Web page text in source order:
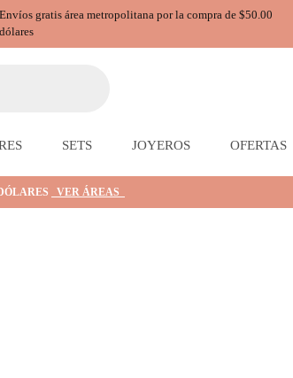
Envíos gratis área metropolitana por la compra de $50.00
dólares
SETS JOYEROS OFERTAS
VER ÁREAS